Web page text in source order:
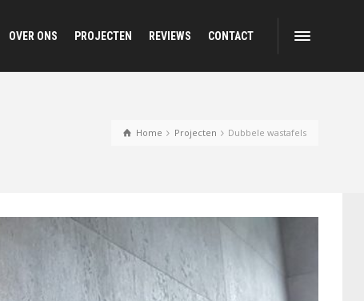
OVER ONS PROJECTEN REVIEWS CONTACT
Home Projecten Dubbele wastafels